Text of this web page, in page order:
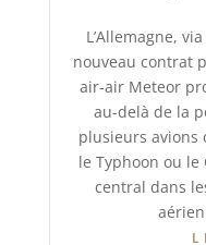
L’Allemagne,
nouveau contrat
air-air Meteor
au-delà de la
plusieurs avions
le Typhoon ou
central dans